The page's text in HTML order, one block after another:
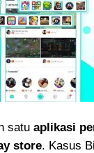
satu aplikasi
store. Kasus